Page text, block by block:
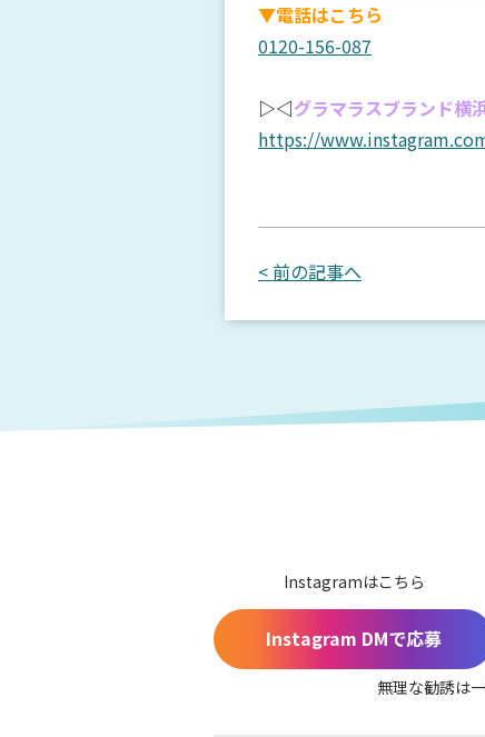
▼電話はこちら
0120-156-087
▷◁グラマラスブランド横
https://
< 前の記事へ
Instagramはこちら
Instagram DMで応募
無理な勧誘は